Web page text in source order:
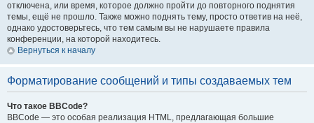
отключена, или время, которое должно пройти до повторного поднятия
темы, ещё не прошло. Также можно поднять тему, просто ответив на неё,
однако удостоверьтесь, что тем самым вы не нарушаете правила
конференции, на которой находитесь.
Вернуться к началу
Форматирование сообщений и типы создаваемых тем
Что такое BBCode?
BBCode — это особая реализация HTML, предлагающая большие